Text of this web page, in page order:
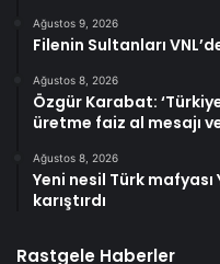
Ağustos 9, 2026
Filenin Sultanları
Ağustos 8, 2026
Özgür Karabat:
üretme faiz al mesajı
Ağustos 8, 2026
Yeni nesil Türk
karıştırdı
Rastgele Haberler